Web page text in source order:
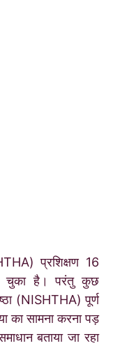
प्रशिक्षण 16
चुका है। परंतु कुछ
(NISHTHA) पूर्ण
का सामना करना पड़
बताया जा रहा